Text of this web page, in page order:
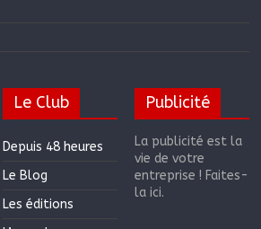
Le Club
Depuis 48 heures
Le Blog
Les éditions
Publicité
La publicité est la
vie de votre
entreprise ! Faites-
la ici.